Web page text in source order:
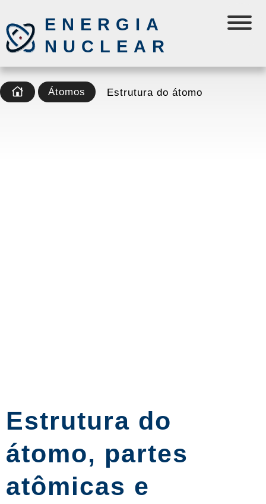
ENERGIA
NUCLEAR
Átomos Estrutura do átomo
Estrutura do
átomo, partes
atômicas e